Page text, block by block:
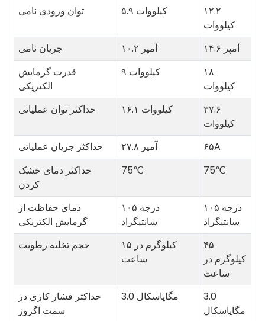
توان ورودی نامی ۵.۹ کیلووات
۱۲.۲
کیلووات
جریان نامی
۱۰.۲ آمپر
۱۴.۶ آمپر
قدرت گرمایش
الکتریکی
۹ کیلووات
۱۸
کیلووات
حداکثر توان عملیاتی
۱۶.۱ کیلووات
۳۷.۶
کیلووات
حداکثر جریان عملیاتی
۲۷.۸ آمپر
۶۵A
حداکثر دمای خشک
کردن
75℃ 75℃
دمای حفاظت از
گرمایش الکتریکی
۱۰۵ درجه
سانتیگراد
۱۰۵ درجه
سانتیگراد
حجم تخلیه رطوبت
۱۵ کیلوگرم در
ساعت
۴۵
کیلوگرم در
ساعت
حداکثر فشار کاری در
سمت اگزوز
3.0 مگاپاسکال
3.0
مگاپاسکال